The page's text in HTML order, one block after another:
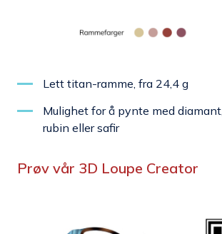
Lett titan-ramme, fra 24,4 g
Mulighet for å pynte med diamant,
rubin eller safir
Prøv vår 3D Loupe Creator